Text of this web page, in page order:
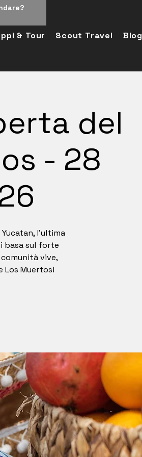
& Tour Scout Travel
Blog
del
- 28
l'ultima
basa sul forte
vive,
Los Muertos!